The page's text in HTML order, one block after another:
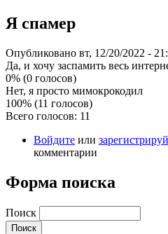
Я спамер
Опубликовано вт, 12/20/2022 -
Да, и хочу заспамить весь
0% (0 голосов)
Нет, я просто мимокрокодил
100% (11 голосов)
Всего голосов: 11
Войдите или
комментарии
Форма поиска
Поиск